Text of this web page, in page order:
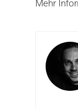
Mehr